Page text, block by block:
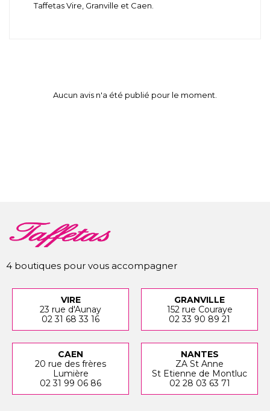
Taffetas Vire, Granville et Caen.
Aucun avis n'a été publié pour le moment.
4 boutiques pour vous accompagner
VIRE
23 rue d'Aunay
02 31 68 33 16
GRANVILLE
152 rue Couraye
02 33 90 89 21
CAEN
20 rue des frères
Lumière
02 31 99 06 86
NANTES
ZA St Anne
St Etienne de Montluc
02 28 03 63 71